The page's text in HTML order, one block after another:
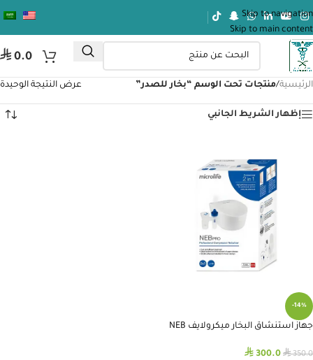
Skip to navigation
Skip to main content
⃁ 0.0
الرئيسية/منتجات تحت الوسم “بخار للصدر” عرض النتيجة الوحيدة
إظهار الشريط الجانبي
-14%
جهاز استنشاق البخار ميكرولايف NEB
⃁350.0
⃁ 300.0